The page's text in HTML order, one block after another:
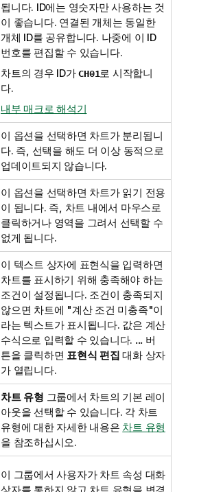
됩니다. ID에는 영숫자만 사용하는 것
이 좋습니다. 연결된 개체는 동일한
개체 ID를 공유합니다. 나중에 이 ID
번호를 편집할 수 있습니다.
차트의 경우 ID가CH01로 시작합니
다.
내부 매크로 해석기
이 옵션을 선택하면 차트가 분리됩니
다. 즉, 선택을 해도 더 이상 동적으로
업데이트되지 않습니다.
이 옵션을 선택하면 차트가 읽기 전용
이 됩니다. 즉, 차트 내에서 마우스로
클릭하거나 영역을 그려서 선택할 수
없게 됩니다.
이 텍스트 상자에 표현식을 입력하면
차트를 표시하기 위해 충족해야 하는
조건이 설정됩니다. 조건이 충족되지
않으면 차트에 "계산 조건 미충족"이
라는 텍스트가 표시됩니다. 값은 계산
수식으로 입력할 수 있습니다. ... 버
튼을 클릭하면 표현식 편집 대화 상자
가 열립니다.
차트 유형 그룹에서 차트의 기본 레이
아웃을 선택할 수 있습니다. 각 차트
유형에 대한 자세한 내용은 차트 유형
을 참조하십시오.
이 그룹에서 사용자가 차트 속성 대화